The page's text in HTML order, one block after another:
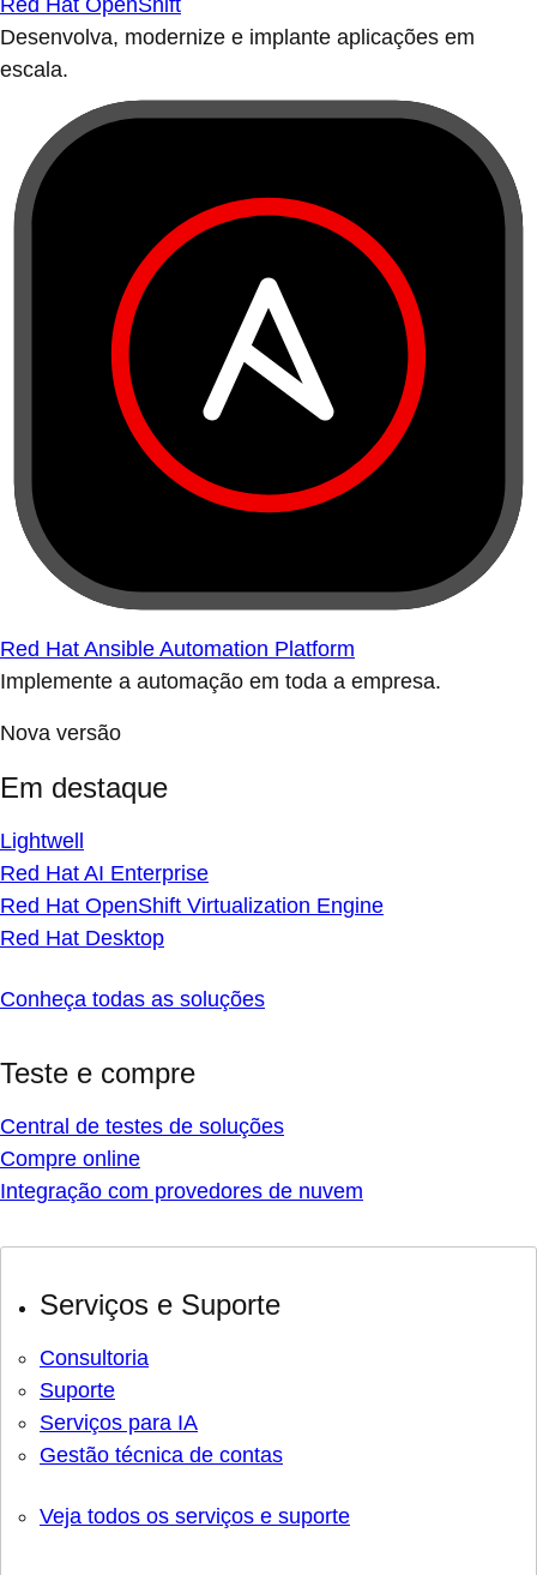
Red Hat OpenShift
Desenvolva, modernize e implante aplicações em
escala.
Red Hat Ansible Automation Platform
Implemente a automação em toda a empresa.
Nova versão
Em destaque
Lightwell
Red Hat AI Enterprise
Red Hat OpenShift Virtualization Engine
Red Hat Desktop
Conheça todas as soluções
Teste e compre
Central de testes de soluções
Compre online
Integração com provedores de nuvem
Serviços e Suporte
Consultoria
Suporte
Serviços para IA
Gestão técnica de contas
Veja todos os serviços e suporte